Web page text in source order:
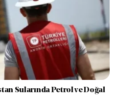
Sularında Petrol ve Doğal